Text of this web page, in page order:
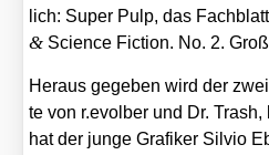
lich: Super Pulp, das
& Sci­ence Fic­tion. No. 2.
Her­aus gege­ben wird der
te von r.evolber und Dr.
hat der jun­ge Gra­fi­ker Sil­vio